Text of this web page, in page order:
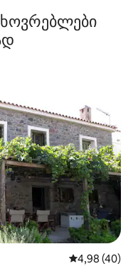
საშუალო
4,98 (40)